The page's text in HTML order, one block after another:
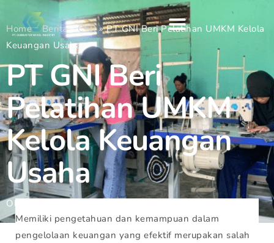
Home»Berita »CSR»PT GNI Beri Pelatihan UMKM Kelola
Keuangan Usaha
PT GNI Beri
Pelatihan UMKM
Kelola Keuangan
Usaha
Oktober 16, 2024
Memiliki pengetahuan dan kemampuan dalam
pengelolaan keuangan yang efektif merupakan salah